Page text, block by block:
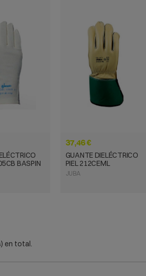
RÁPIDA
BASPIN
VISTA RÁPIDA
37,46 €
GUANTE DIELÉCTRICO
PIEL 212CEML
JUBA
en total.